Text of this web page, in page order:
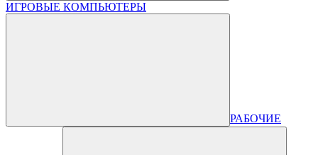
ИГРОВЫЕ КОМПЬЮТЕРЫ
РАБОЧИЕ